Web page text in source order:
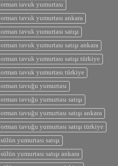
orman tavuk yumurtası
orman tavuk yumurtası ankara
orman tavuk yumurtası satışı
orman tavuk yumurtası satışı ankara
orman tavuk yumurtası satışı türkiye
orman tavuk yumurtası türkiye
orman tavuğu yumurtası
orman tavuğu yumurtası satışı
orman tavuğu yumurtası satışı ankara
orman tavuğu yumurtası satışı türkiye
sülün yumurtası satışı
sülün yumurtası satışı ankara